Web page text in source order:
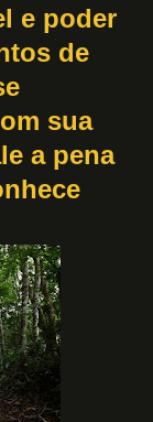
e poder
de
sua
a pena